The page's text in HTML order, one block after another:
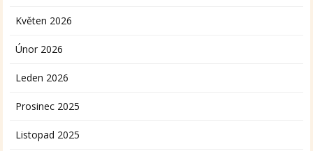
Květen 2026
Únor 2026
Leden 2026
Prosinec 2025
Listopad 2025